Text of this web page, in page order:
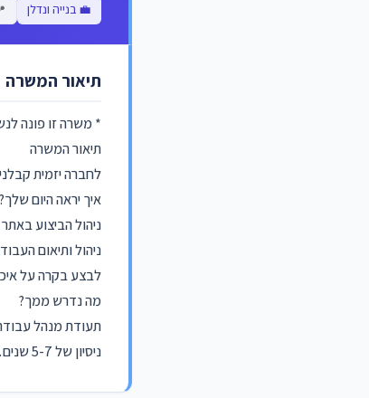
💼 בנייה ונדלן
תיאור המשרה
* משרה זו פונה
תיאור המשרה
לחברה יזמית
איך יראה היום שלך?
ניהול הביצוע
ניהול ותיאום
לבצע בקרה על
מה נדרש ממך?
תעודת מנהל
ניסיון של 5-7 שנים…